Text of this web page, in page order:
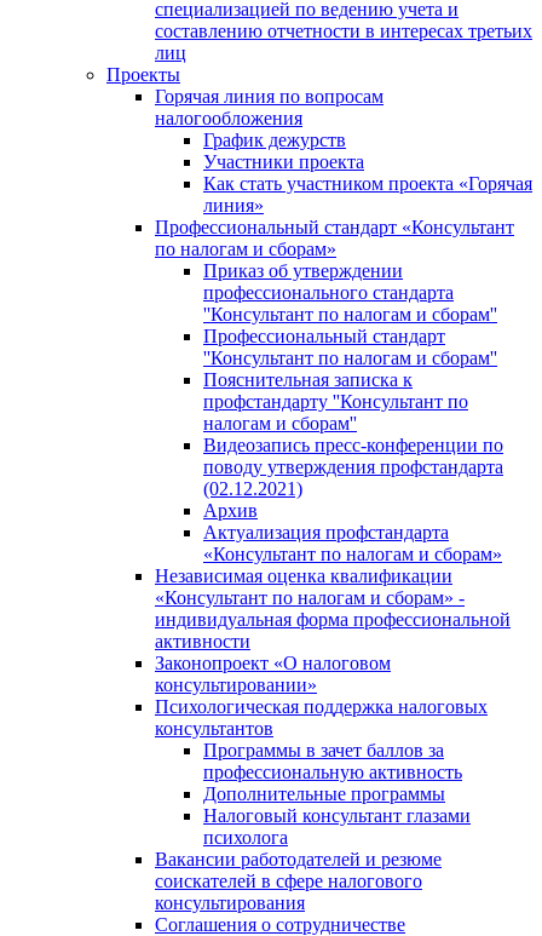
специализацией по ведению учета и
составлению отчетности в интересах третьих
лиц
Проекты
Горячая линия по вопросам
налогообложения
График дежурств
Участники проекта
Как стать участником проекта «Горячая
линия»
Профессиональный стандарт «Консультант
по налогам и сборам»
Приказ об утверждении
профессионального стандарта
''Консультант по налогам и сборам''
Профессиональный стандарт
''Консультант по налогам и сборам''
Пояснительная записка к
профстандарту ''Консультант по
налогам и сборам''
Видеозапись пресс-конференции по
поводу утверждения профстандарта
(02.12.2021)
Архив
Актуализация профстандарта
«Консультант по налогам и сборам»
Независимая оценка квалификации
«Консультант по налогам и сборам» -
индивидуальная форма профессиональной
активности
Законопроект «О налоговом
консультировании»
Психологическая поддержка налоговых
консультантов
Программы в зачет баллов за
профессиональную активность
Дополнительные программы
Налоговый консультант глазами
психолога
Вакансии работодателей и резюме
соискателей в сфере налогового
консультирования
Соглашения о сотрудничестве